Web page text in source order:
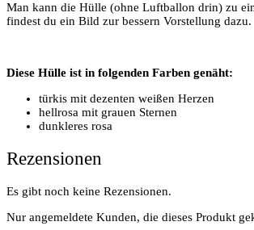
Man kann die Hülle (ohne Luftballon drin) zu
findest du ein Bild zur
Diese Hülle ist in folgenden Farben genäht:
türkis mit dezenten weißen Herzen
hellrosa mit grauen Sternen
dunkleres rosa
Rezensionen
Es gibt noch keine Rezensionen.
Nur angemeldete Kunden, die dieses Produkt